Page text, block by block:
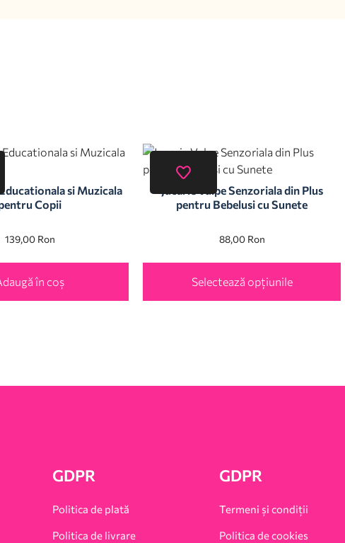
si Muzicala
Copii
139,00 Ron
în coș
Jucarie Vulpe Senzoriala din Plus
pentru Bebelusi cu Sunete
88,00 Ron
Selectează opțiunile
GDPR
Politica de plată
Politica de livrare
GDPR
Termeni și condiții
Politica de cookies